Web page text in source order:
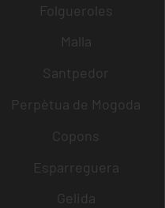
Folgueroles
Malla
Santpedor
Perpètua de Mogoda
Copons
Esparreguera
Gelida